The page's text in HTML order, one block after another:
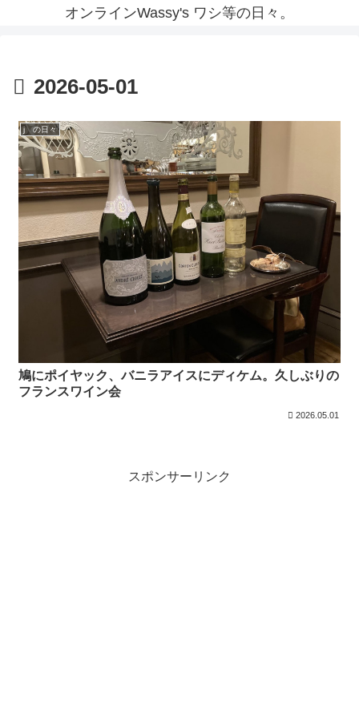
オンラインWassy's ワシ等の日々。
2026-05-01
j の日々
鳩にポイヤック、バニラアイスにディケム。久しぶりの
フランスワイン会
2026.05.01
スポンサーリンク